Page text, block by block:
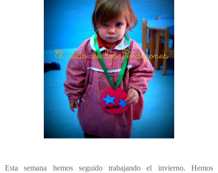
Esta semana hemos seguido trabajando el invierno. Hemos